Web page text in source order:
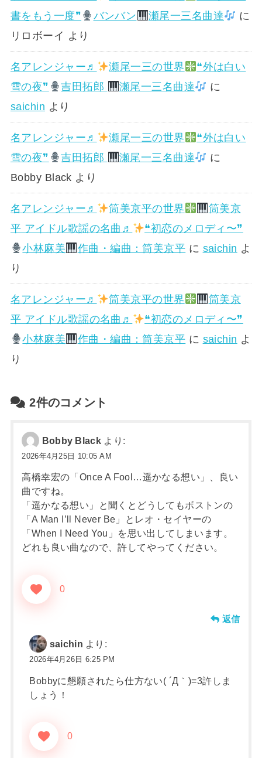
書をもう一度❞
バンバン 瀬尾一三名曲達
に
リロボーイ より
名アレンジャー♬ 瀬尾一三の世界
❝外は白い
雪の夜❞
吉田拓郎 瀬尾一三名曲達
に
saichin より
名アレンジャー♬ 瀬尾一三の世界
❝外は白い
雪の夜❞
吉田拓郎 瀬尾一三名曲達
に
Bobby Black より
名アレンジャー♬ 筒美京平の世界
筒美京
平 アイドル歌謡の名曲♬
❝初恋のメロディ〜❞
小林麻美
作曲・編曲：筒美京平 に saichin よ
り
名アレンジャー♬ 筒美京平の世界
筒美京
平 アイドル歌謡の名曲♬
❝初恋のメロディ〜❞
小林麻美
作曲・編曲：筒美京平 に saichin よ
り
2件のコメント
Bobby Black より:
2026年4月25日 10:05 AM
高橋幸宏の「Once A Fool…遥かなる想い」、良い
曲ですね。
「遥かなる想い」と聞くとどうしてもボストンの
「A Man I’ll Never Be」とレオ・セイヤーの
「When I Need You」を思い出してしまいます。
どれも良い曲なので、許してやってください。
0
返信
saichin より:
2026年4月26日 6:25 PM
Bobbyに懇願されたら仕方ない( ´Д｀)=3許しま
しょう！
0